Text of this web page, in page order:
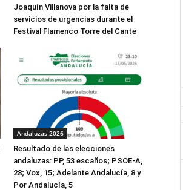
Joaquín Villanova por la falta de
servicios de urgencias durante el
Festival Flamenco Torre del Cante
Andaluzas 2026
Resultado de las elecciones
andaluzas: PP, 53 escaños; PSOE-A,
28; Vox, 15; Adelante Andalucía, 8 y
Por Andalucía, 5